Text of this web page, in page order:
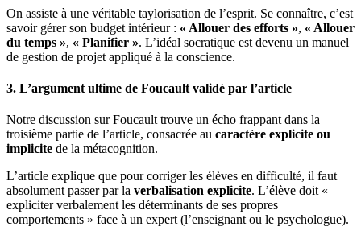
On assiste à une véritable taylorisation de l’esprit. Se connaître, c’est
savoir gérer son budget intérieur : « Allouer des efforts », « Allouer
du temps », « Planifier ». L’idéal socratique est devenu un manuel
de gestion de projet appliqué à la conscience.
3. L’argument ultime de Foucault validé par l’article
Notre discussion sur Foucault trouve un écho frappant dans la
troisième partie de l’article, consacrée au caractère explicite ou
implicite de la métacognition.
L’article explique que pour corriger les élèves en difficulté, il faut
absolument passer par la verbalisation explicite. L’élève doit «
expliciter verbalement les déterminants de ses propres
comportements » face à un expert (l’enseignant ou le psychologue).